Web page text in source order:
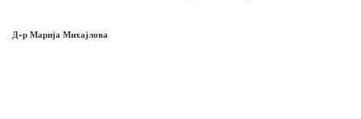
Д-р Марија Михајлова